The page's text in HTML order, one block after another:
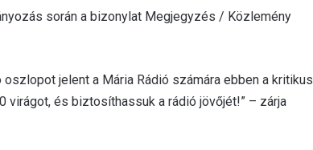
során a bizonylat Megjegyzés / Közlemény
jelent a Mária Rádió számára ebben a kritikus
virágot, és biztosíthassuk a rádió jövőjét!” – zárja